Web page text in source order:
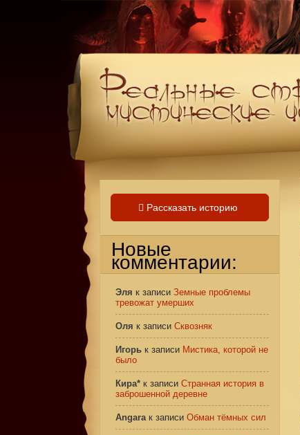
Рассказать историю
Новые
комментарии:
Эля к записи Земные проблемы
тревожат умерших
Оля к записи Сквозняк
Игорь к записи Мистика, которой не
было
Кира* к записи Странная история в
заброшенной деревне
Angaraк записи Обман тёмных сил